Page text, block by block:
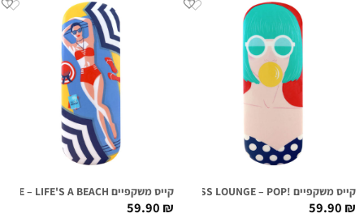
קייס משקפיים !FIRST CLASS LOUNGE – POP
59.90₪
קייס משקפיים FIRST CLASS LOUNGE – LIFE'S A BEACH
59.90₪